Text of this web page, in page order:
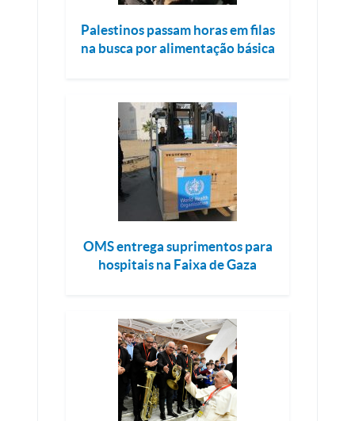
Palestinos passam horas em filas
na busca por alimentação básica
OMS entrega suprimentos para
hospitais na Faixa de Gaza